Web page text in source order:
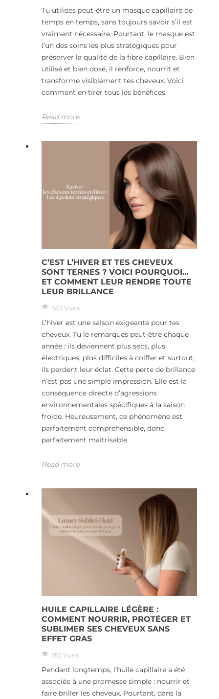
Tu utilises peut-être un masque capillaire de
temps en temps, sans toujours savoir s’il est
vraiment nécessaire. Pourtant, le masque est
l’un des soins les plus stratégiques pour
préserver la qualité de la fibre capillaire. Bien
utilisé et bien dosé, il renforce, nourrit et
transforme visiblement tes cheveux. Voici
comment en tirer tous les bénéfices.
Read more
C’EST L’HIVER ET TES CHEVEUX
SONT TERNES ? VOICI POURQUOI…
ET COMMENT LEUR RENDRE TOUTE
LEUR BRILLANCE
343 Vues
L’hiver est une saison exigeante pour tes
cheveux. Tu le remarques peut-être chaque
année : ils deviennent plus secs, plus
électriques, plus difficiles à coiffer et surtout,
ils perdent leur éclat. Cette perte de brillance
n’est pas une simple impression. Elle est la
conséquence directe d’agressions
environnementales spécifiques à la saison
froide. Heureusement, ce phénomène est
parfaitement compréhensible, donc
parfaitement maîtrisable.
Read more
HUILE CAPILLAIRE LÉGÈRE :
COMMENT NOURRIR, PROTÉGER ET
SUBLIMER SES CHEVEUX SANS
EFFET GRAS
552 Vues
Pendant longtemps, l’huile capillaire a été
associée à une promesse simple : nourrir et
faire briller les cheveux. Pourtant, dans la